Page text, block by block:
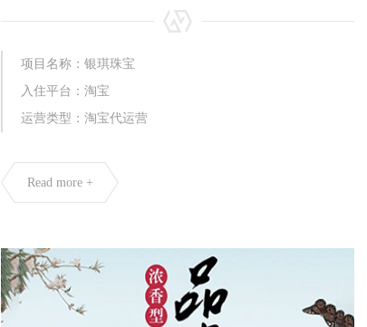
项目名称：银琪珠宝
入住平台：淘宝
运营类型：淘宝代运营
Read more +